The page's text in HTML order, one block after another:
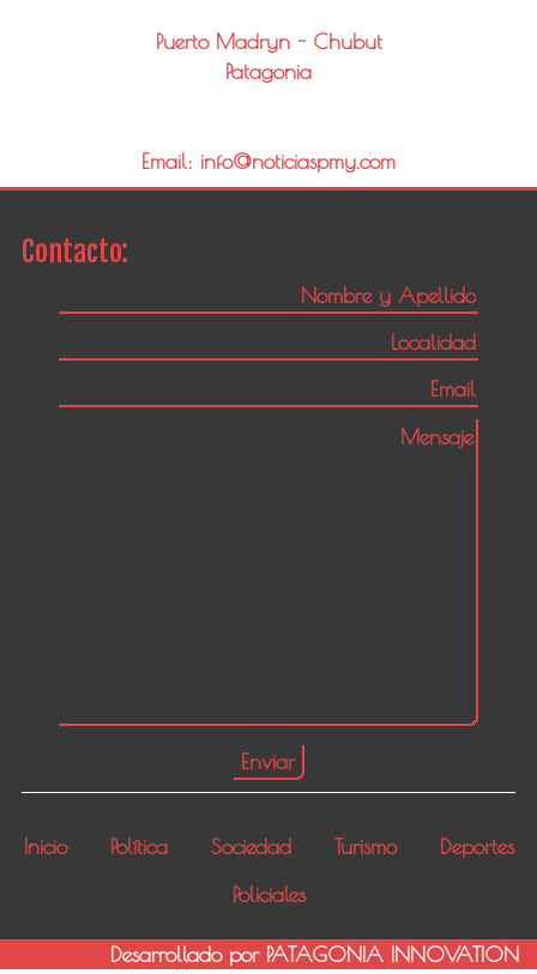
Puerto Madryn - Chubut
Patagonia
Email: info@noticiaspmy.com
Contacto:
Inicio Política Sociedad Turismo
Deportes
Policiales
Desarrollado por PATAGONIA INNOVATION